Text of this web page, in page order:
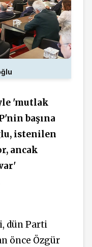
'mutlak
başına
istenilen
ancak
dün Parti
önce Özgür